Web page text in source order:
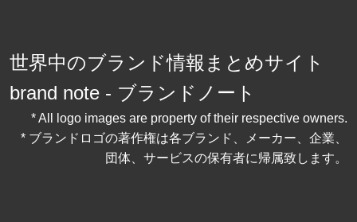
世界中のブランド情報まとめサイト
brand note - ブランドノート
* All logo images are property of their respective owners.
* ブランドロゴの著作権は各ブランド、メーカー、企業、
団体、サービスの保有者に帰属致します。